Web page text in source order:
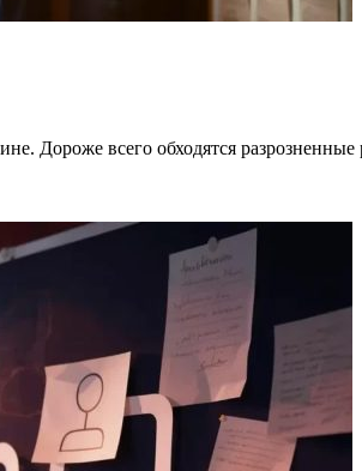
Дороже всего обходятся